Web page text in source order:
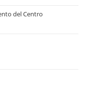
del Centro